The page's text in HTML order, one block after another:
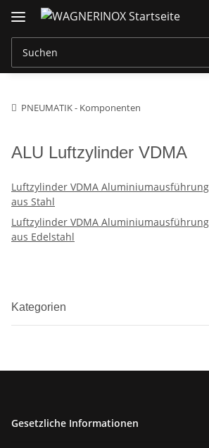
PNEUMATIK - Komponenten
ALU Luftzylinder VDMA
Luftzylinder VDMA
aus Stahl
Luftzylinder VDMA
aus Edelstahl
Kategorien
Gesetzliche Informationen